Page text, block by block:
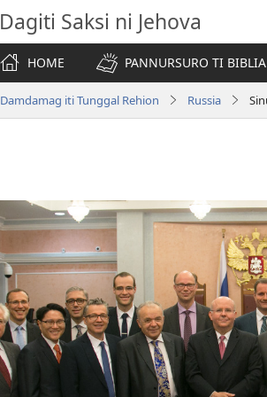
Dagiti Saksi ni Jehova
HOME
PANNURSURO TI BIBLIA
Damdamag iti Tunggal Rehion Russia